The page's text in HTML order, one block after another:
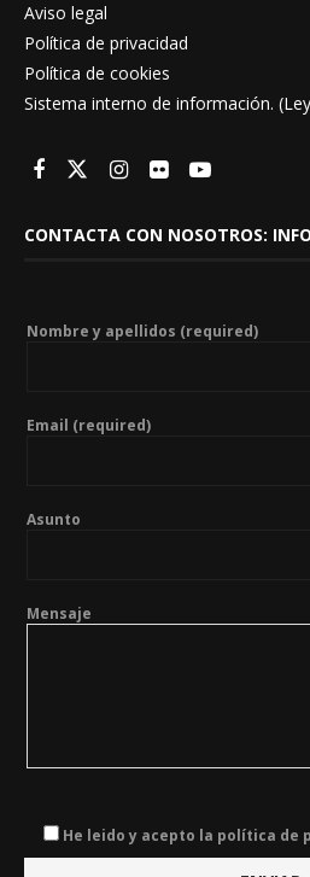
Aviso legal
Política de privacidad
Política de cookies
Sistema interno de información.
CONTACTA CON NOSOTROS:
Nombre y apellidos (required)
Email (required)
Asunto
Mensaje
He leido y acepto la política de